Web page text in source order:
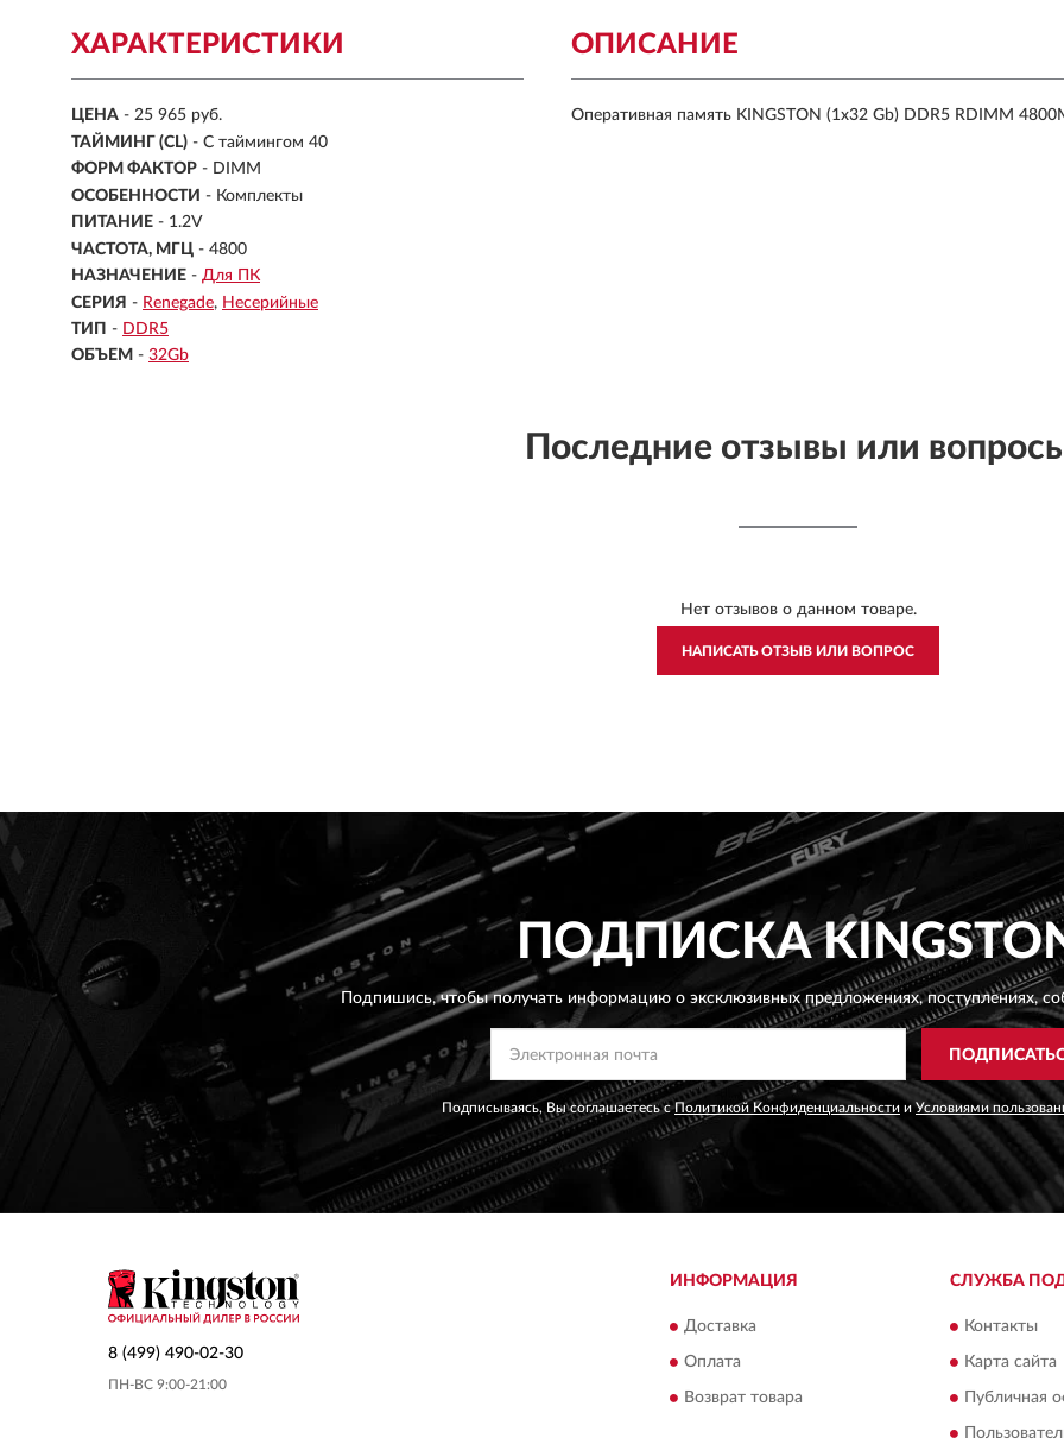
ХАРАКТЕРИСТИКИ
ЦЕНА - 25 965 руб.
ТАЙМИНГ (CL) - С таймингом 40
ФОРМ ФАКТОР - DIMM
ОСОБЕННОСТИ - Комплекты
ПИТАНИЕ - 1.2V
ЧАСТОТА, МГЦ - 4800
НАЗНАЧЕНИЕ - Для ПК
СЕРИЯ - Renegade
Несерийные
ТИП - DDR5
ОБЪЕМ - 32Gb
ОПИСАНИЕ
Оперативная память KINGSTON (1x32 Gb) DDR5 RDIMM
Последние отзывы или
Нет отзывов о данном товаре.
НАПИСАТЬ ОТЗЫВ ИЛИ ВОПРОС
ПОДПИСКА
Подпишись, чтобы получать информацию о эксклюзивных предложениях,поступлениях,
Подписываясь, Вы соглашаетесь сПолитикой Конфиденциальности иУсловиями
8 (499) 490-02-30
ПН-ВС 9:00-21:00
ИНФОРМАЦИЯ
Доставка
Оплата
Возврат товара
СЛУЖБА
Контакты
Карта сайта
Публичная